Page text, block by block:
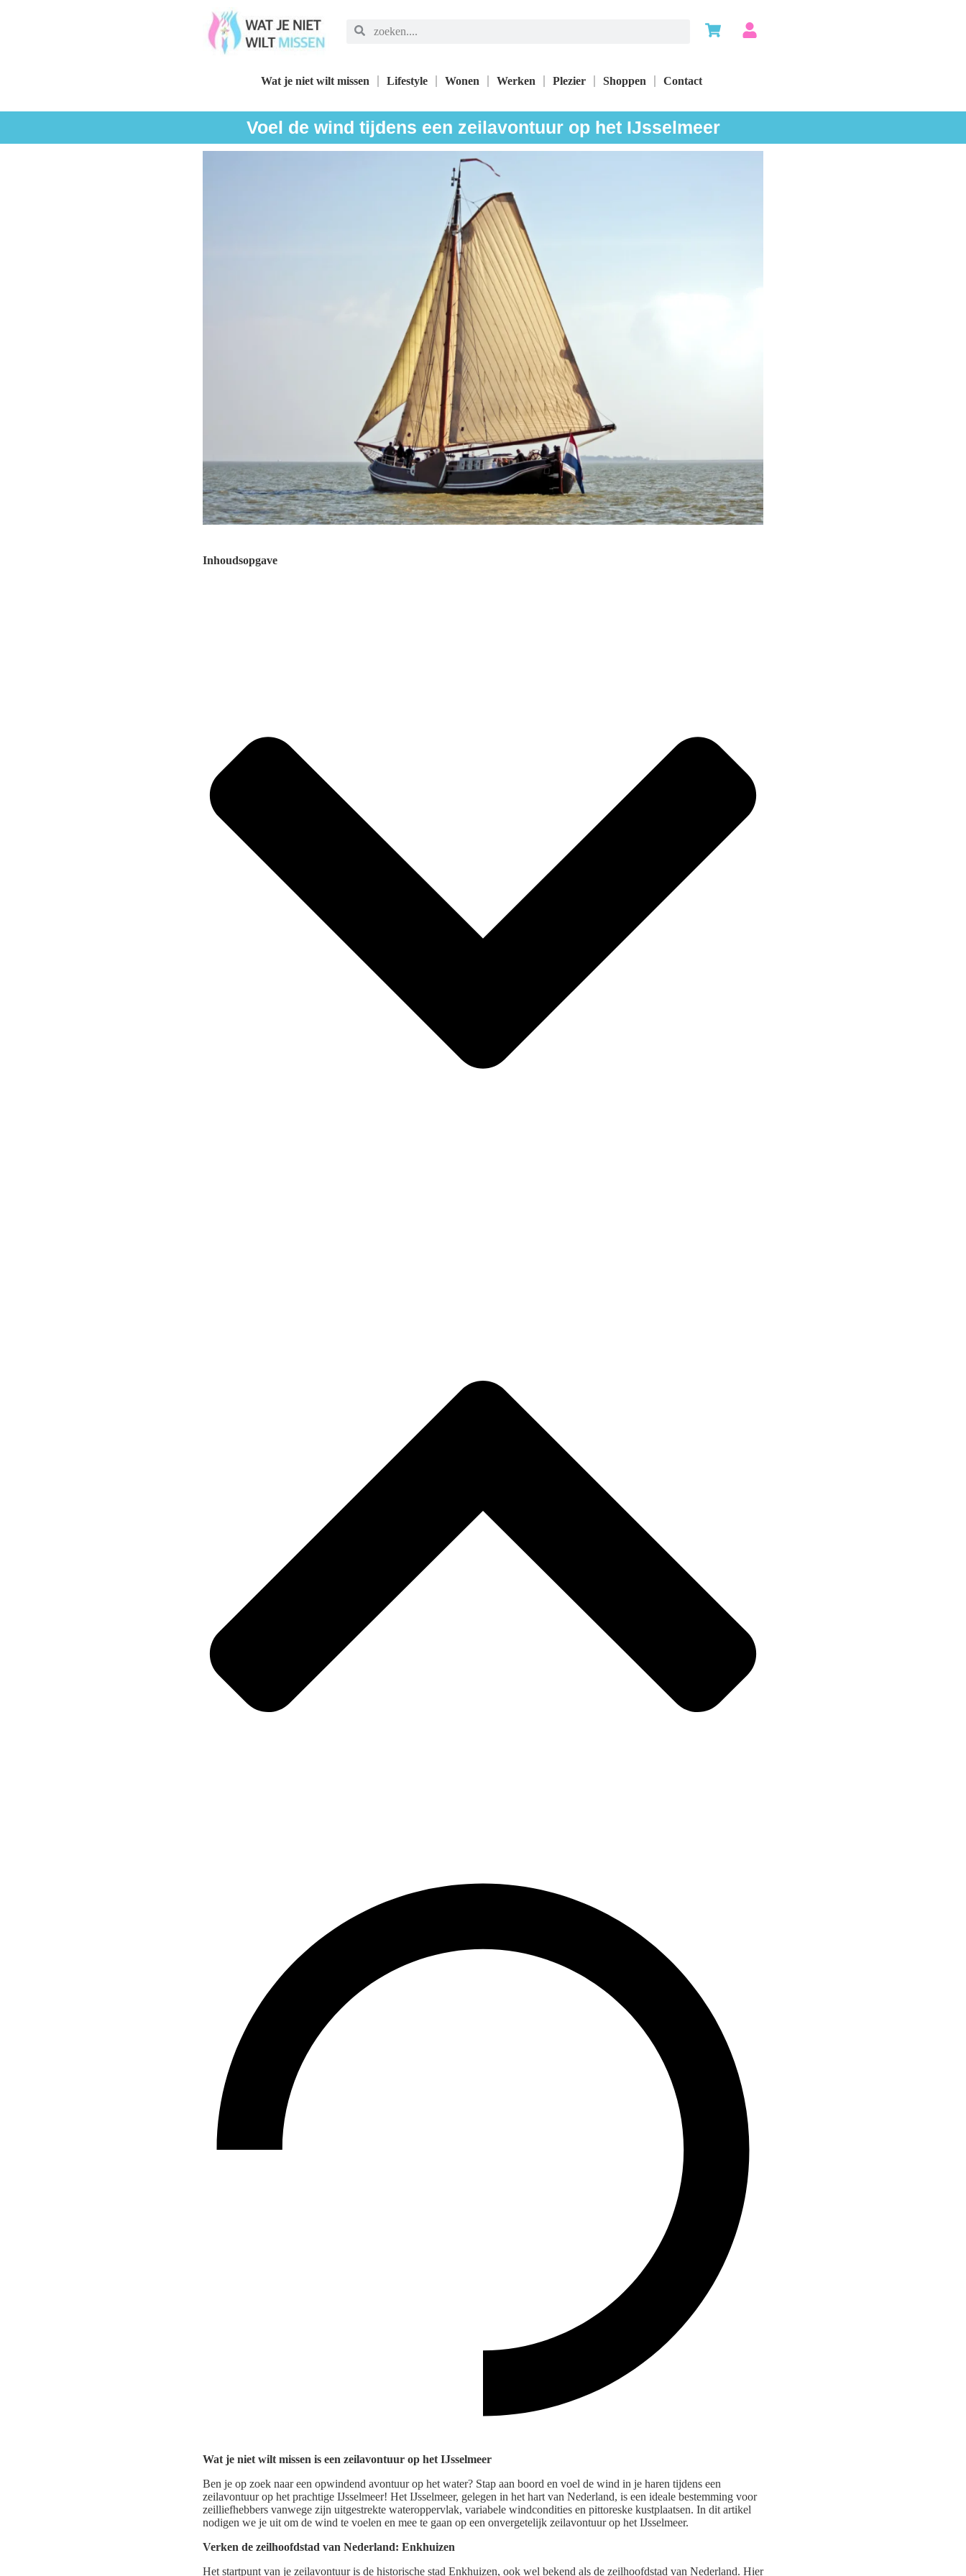
Wat je niet wilt missen Lifestyle Wonen Werken Plezier Shoppen Contact
Voel de wind tijdens een zeilavontuur op het IJsselmeer
Inhoudsopgave
Wat je niet wilt missen is een zeilavontuur op het IJsselmeer
Ben je op zoek naar een opwindend avontuur op het water? Stap aan boord en voel de wind in je haren tijdens een
zeilavontuur op het prachtige IJsselmeer! Het IJsselmeer, gelegen in het hart van Nederland, is een ideale bestemming voor
zeilliefhebbers vanwege zijn uitgestrekte wateroppervlak, variabele windcondities en pittoreske kustplaatsen. In dit artikel
nodigen we je uit om de wind te voelen en mee te gaan op een onvergetelijk zeilavontuur op het IJsselmeer.
Verken de zeilhoofdstad van Nederland: Enkhuizen
Het startpunt van je zeilavontuur is de historische stad Enkhuizen, ook wel bekend als de zeilhoofdstad van Nederland. Hier